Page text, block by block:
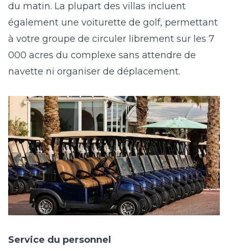
du matin. La plupart des villas incluent
également une voiturette de golf, permettant
à votre groupe de circuler librement sur les 7
000 acres du complexe sans attendre de
navette ni organiser de déplacement.
Service du personnel